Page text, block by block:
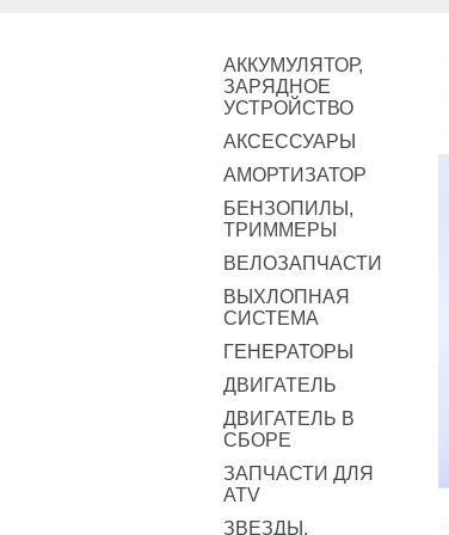
АККУМУЛЯТОР,
ЗАРЯДНОЕ
УСТРОЙСТВО
АКСЕССУАРЫ
АМОРТИЗАТОР
БЕНЗОПИЛЫ,
ТРИММЕРЫ
ВЕЛОЗАПЧАСТИ
ВЫХЛОПНАЯ
СИСТЕМА
ГЕНЕРАТОРЫ
ДВИГАТЕЛЬ
ДВИГАТЕЛЬ В
СБОРЕ
ЗАПЧАСТИ ДЛЯ
ATV
ЗВЕЗДЫ,